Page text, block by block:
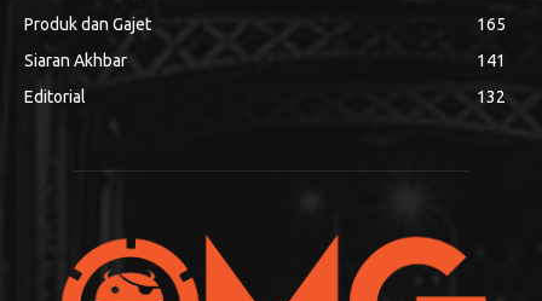
Produk dan Gajet
165
Siaran Akhbar
141
Editorial
132